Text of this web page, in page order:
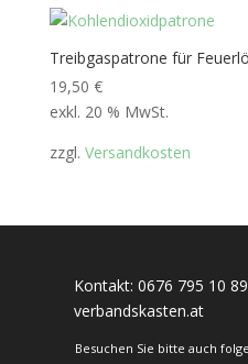
Treibgaspatrone für
19,50 €
exkl. 20 % MwSt.
zzgl. Versandkosten
Kontakt: 0676 795 10 89
verbandskasten.at
Besuchen Sie bitte auch